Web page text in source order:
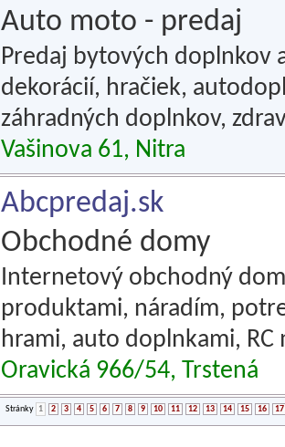
Auto moto - predaj
Predaj bytových doplnkov
dekorácií, hračiek,
záhradných doplnkov,
Vašinova 61, Nitra
Abcpredaj.sk
Obchodné domy
Internetový obchodný
produktami, náradím,
hrami, auto doplnkami,
Oravická 966/54, Trstená
Stránky 1 2 3 4 5 6 7 8 9 10 11 12 13 14 15 16 17